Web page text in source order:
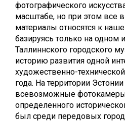
фотографического
масштабе, но при этом все
материалы относятся к
базируясь только на одном
Таллиннского городского
историю развития одной
художественно-
года. На территории
всевозможные
определенного
был среди передовых